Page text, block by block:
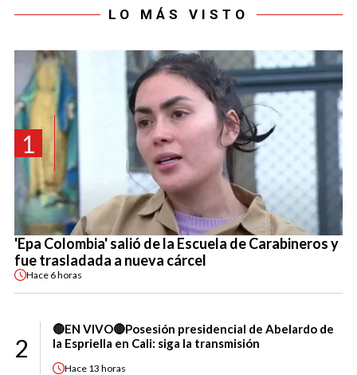
LO MÁS VISTO
1
'Epa Colombia' salió de la Escuela de Carabineros y
fue trasladada a nueva cárcel
Hace 6 horas
2
🔴EN VIVO🔴Posesión presidencial de Abelardo de
la Espriella en Cali: siga la transmisión
Hace 13 horas